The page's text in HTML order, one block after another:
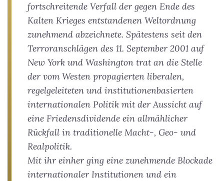
fortschreitende Verfall der gegen Ende des
Kalten Krieges entstandenen Weltordnung
zunehmend abzeichnete. Spätestens seit den
Terroranschlägen des 11. September 2001 auf
New York und Washington trat an die Stelle
der vom Westen propagierten liberalen,
regelgeleiteten und institutionenbasierten
internationalen Politik mit der Aussicht auf
eine Friedensdividende ein allmählicher
Rückfall in traditionelle Macht-, Geo- und
Realpolitik.
Mit ihr einher ging eine zunehmende Blockade
internationaler Institutionen und ein